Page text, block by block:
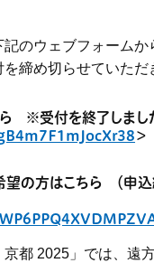
のウェブフォームか
締め切らせていただ
※受付を終了しまし
＞
の方はこちら （申込
京都 2025」では、遠